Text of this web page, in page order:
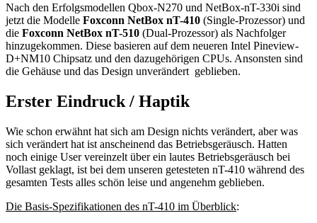
Nach den Erfolgsmodellen Qbox-N270 und NetBox-nT-330i sind
jetzt die Modelle Foxconn NetBox nT-410 (Single-Prozessor) und
die Foxconn NetBox nT-510 (Dual-Prozessor) als Nachfolger
hinzugekommen. Diese basieren auf dem neueren Intel Pineview-
D+NM10 Chipsatz und den dazugehörigen CPUs. Ansonsten sind
die Gehäuse und das Design unverändert geblieben.
Erster Eindruck / Haptik
Wie schon erwähnt hat sich am Design nichts verändert, aber was
sich verändert hat ist anscheinend das Betriebsgeräusch. Hatten
noch einige User vereinzelt über ein lautes Betriebsgeräusch bei
Vollast geklagt, ist bei dem unseren getesteten nT-410 während des
gesamten Tests alles schön leise und angenehm geblieben.
Die Basis-Spezifikationen des nT-410 im Überblick: